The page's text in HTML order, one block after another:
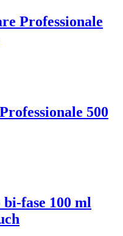
Professionale
500
fase 100 ml